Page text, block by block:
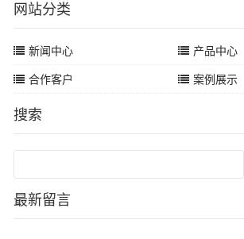
网站分类
新闻中心 产品中心
合作客户 案例展示
搜索
最新留言